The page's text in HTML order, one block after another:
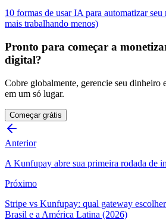
10 formas de usar IA para automatizar
mais trabalhando menos)
Pronto para começar a
digital?
Cobre globalmente, gerencie seu dinheiro
em um só lugar.
Começar grátis
Anterior
A Kunfupay abre sua primeira rodada de
Próximo
Stripe vs Kunfupay: qual gateway
Brasil e a América Latina (2026)